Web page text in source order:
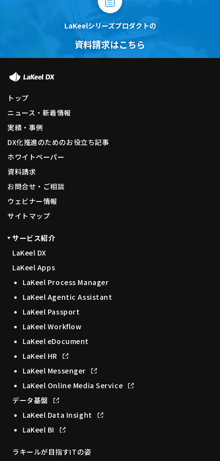
LaKeelシリーズプロダクトの
資料請求はこちら
トップ
ニュース・新着情報
実績・事例
DX化推進のためのお役立ち記事
ホワイトペーパー
資料請求
お問合せ・ご相談
ウェビナー情報
サイトマップ
サービス紹介
LaKeel DX
LaKeel Apps
LaKeel Process Manager
LaKeel Agentic Assistant
LaKeel Passport
LaKeel Workflow
LaKeel eDocument
LaKeel HR
LaKeel Messenger
LaKeel Online Media Service
データ基盤
LaKeel Data Insight
LaKeel BI
ラキールが目指すITの姿